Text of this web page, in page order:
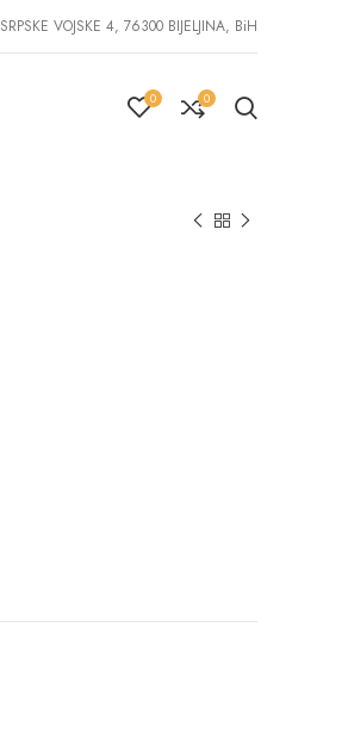
SRPSKE VOJSKE 4, 76300 BIJELJINA, BiH
0 0